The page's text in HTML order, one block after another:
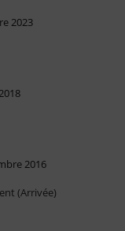
2023
2016
(Arrivée)